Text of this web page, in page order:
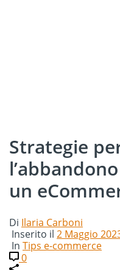
Strategie
un
Di Ilaria Carboni
Inserito il 2 Maggio
In Tips e-commerce
0